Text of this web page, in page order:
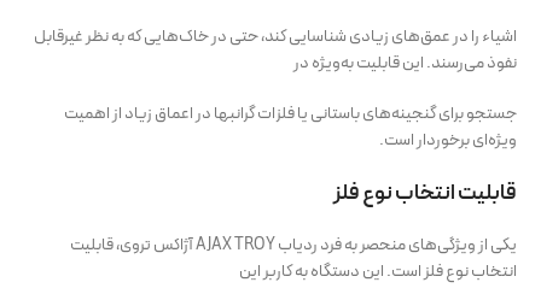
اشیاء را در عمق‌های زیادی شناسایی کند، حتی در خاک‌هایی که به نظر غیرقابل
نفوذ می‌رسند. این قابلیت به‌ویژه در
جستجو برای گنجینه‌های باستانی یا فلزات گرانبها در اعماق زیاد از اهمیت
ویژه‌ای برخوردار است.
قابلیت انتخاب نوع فلز
یکی از ویژگی‌های منحصر به فرد ردیاب AJAX TROY آژاکس تروی، قابلیت
انتخاب نوع فلز است. این دستگاه به کاربر این